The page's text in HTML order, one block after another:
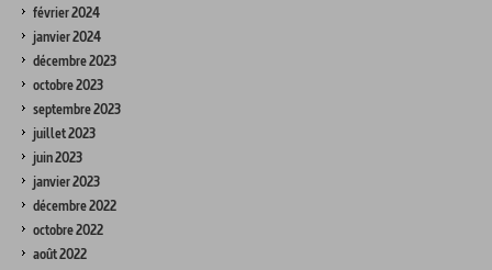
février 2024
janvier 2024
décembre 2023
octobre 2023
septembre 2023
juillet 2023
juin 2023
janvier 2023
décembre 2022
octobre 2022
août 2022